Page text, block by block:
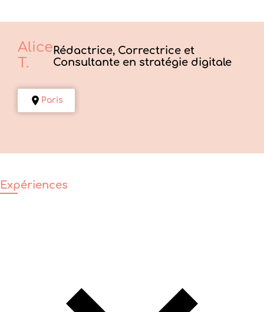
Alice
T.
Rédactrice, Correctrice et
Consultante en stratégie digitale
Paris
Expériences